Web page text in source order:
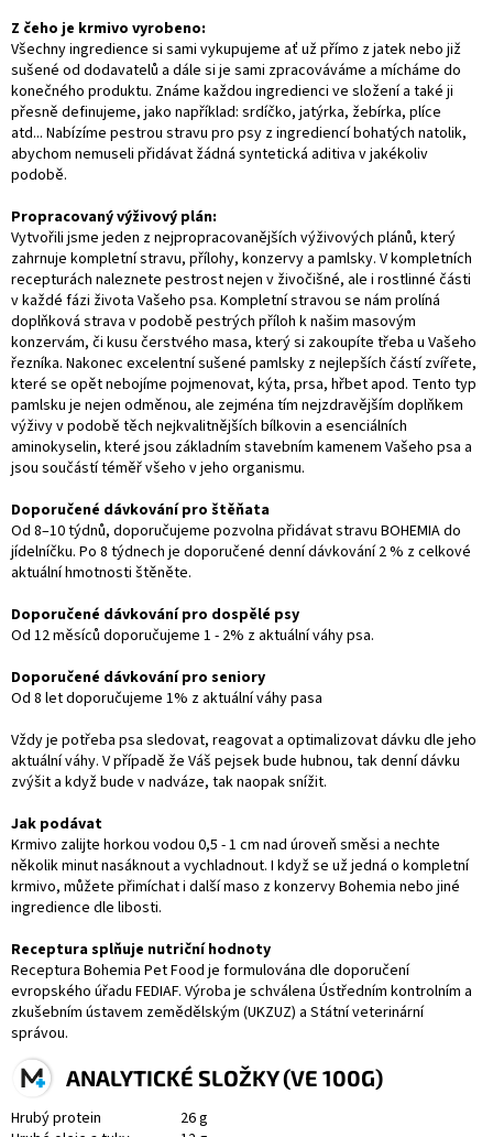
Z čeho je krmivo vyrobeno:
Všechny ingredience si sami vykupujeme ať už přímo z jatek nebo již
sušené od dodavatelů a dále si je sami zpracováváme a mícháme do
konečného produktu. Známe každou ingredienci ve složení a také ji
přesně definujeme, jako například: srdíčko, jatýrka, žebírka, plíce
atd... Nabízíme pestrou stravu pro psy z ingrediencí bohatých natolik,
abychom nemuseli přidávat žádná syntetická aditiva v jakékoliv
podobě.
Propracovaný výživový plán:
Vytvořili jsme jeden z nejpropracovanějších výživových plánů, který
zahrnuje kompletní stravu, přílohy, konzervy a pamlsky. V kompletních
recepturách naleznete pestrost nejen v živočišné, ale i rostlinné části
v každé fázi života Vašeho psa. Kompletní stravou se nám prolíná
doplňková strava v podobě pestrých příloh k našim masovým
konzervám, či kusu čerstvého masa, který si zakoupíte třeba u Vašeho
řezníka. Nakonec excelentní sušené pamlsky z nejlepších částí zvířete,
které se opět nebojíme pojmenovat, kýta, prsa, hřbet apod. Tento typ
pamlsku je nejen odměnou, ale zejména tím nejzdravějším doplňkem
výživy v podobě těch nejkvalitnějších bílkovin a esenciálních
aminokyselin, které jsou základním stavebním kamenem Vašeho psa a
jsou součástí téměř všeho v jeho organismu.
Doporučené dávkování pro štěňata
Od 8–10 týdnů, doporučujeme pozvolna přidávat stravu BOHEMIA do
jídelníčku. Po 8 týdnech je doporučené denní dávkování 2 % z celkové
aktuální hmotnosti štěněte.
Doporučené dávkování pro dospělé psy
Od 12 měsíců doporučujeme 1 - 2% z aktuální váhy psa.
Doporučené dávkování pro seniory
Od 8 let doporučujeme 1% z aktuální váhy pasa
Vždy je potřeba psa sledovat, reagovat a optimalizovat dávku dle jeho
aktuální váhy. V případě že Váš pejsek bude hubnou, tak denní dávku
zvýšit a když bude v nadváze, tak naopak snížit.
Jak podávat
Krmivo zalijte horkou vodou 0,5 - 1 cm nad úroveň směsi a nechte
několik minut nasáknout a vychladnout. I když se už jedná o kompletní
krmivo, můžete přimíchat i další maso z konzervy Bohemia nebo jiné
ingredience dle libosti.
Receptura splňuje nutriční hodnoty
Receptura Bohemia Pet Food je formulována dle doporučení
evropského úřadu FEDIAF. Výroba je schválena Ústředním kontrolním a
zkušebním ústavem zemědělským (UKZUZ) a Státní veterinární
správou.
ANALYTICKÉ SLOŽKY (VE 100G)
Hrubý protein
26 g